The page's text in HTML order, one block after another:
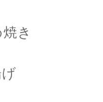
焼き
揚げ